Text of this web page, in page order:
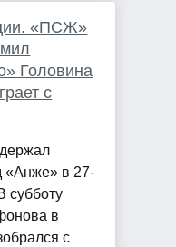
«ПСЖ»
Головина
с
«Анже» в 27-
субботу
в
с